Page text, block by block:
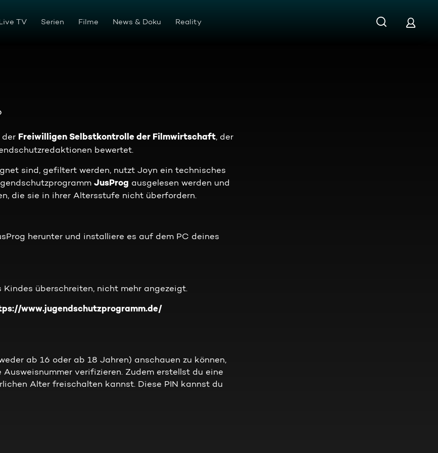
TV Serien Filme News & Doku Reality
der Freiwilligen Selbstkontrolle der Filmwirtschaft, der
bewertet.
sind, gefiltert werden, nutzt Joyn ein technisches
JusProg ausgelesen werden und
die sie in ihrer Altersstufe nicht überfordern.
herunter und installiere es auf dem PC deines
überschreiten, nicht mehr angezeigt.
www.jugendschutzprogramm.de/
ab 16 oder ab 18 Jahren) anschauen zu können,
verifizieren. Zudem erstellst du eine
Alter freischalten kannst. Diese PIN kannst du